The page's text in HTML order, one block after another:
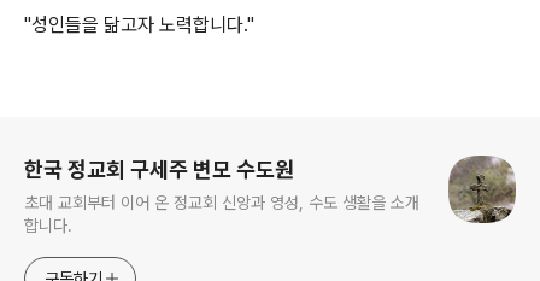
"성인들을 닮고자 노력합니다."
한국 정교회 구세주 변모 수도원
초대 교회부터 이어 온 정교회 신앙과 영성, 수도 생활을 소개
합니다.